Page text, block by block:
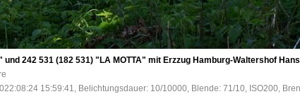
242 531 (182 531) "LA MOTTA" mit Erzzug Hamburg-Waltershof
15:59:41, Belichtungsdauer: 10/10000, Blende: 71/10, ISO200,